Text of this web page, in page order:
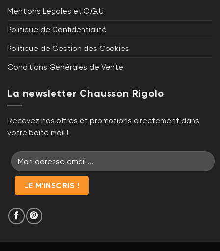
Mentions Légales et C.G.U
Politique de Confidentialité
Politique de Gestion des Cookies
Conditions Générales de Vente
La newsletter Chausson Rigolo
Recevez nos offres et promotions directement dans
votre boîte mail !